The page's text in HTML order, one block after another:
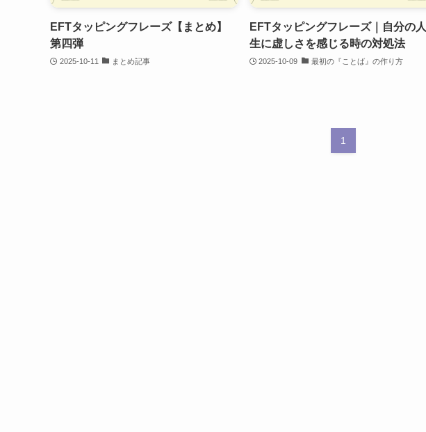
EFTタッピングフレーズ【まとめ】
第四弾
2025-10-11 まとめ記事
EFTタッピングフレーズ｜自分の人
生に虚しさを感じる時の対処法
2025-10-09 最初の『ことば』の作り方
1